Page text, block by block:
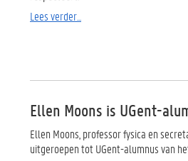
Lees verder...
Ellen Moons is UGent-
Ellen Moons, professor fysica en
uitgeroepen tot UGent-alumnus van